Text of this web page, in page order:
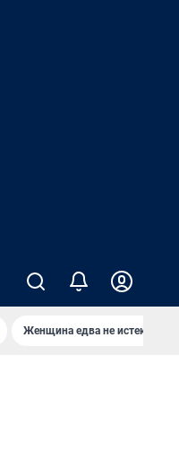
Женщина едва не истекла